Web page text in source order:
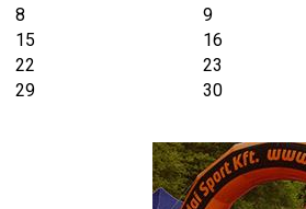
8
9
15
16
22
23
29 30